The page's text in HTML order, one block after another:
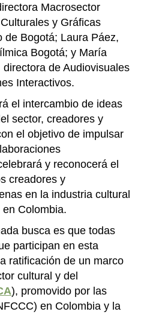
Macrosector
y Gráficas
de Bogotá; Laura Páez,
Bogotá; y María
de Audiovisuales
Interactivos.
el intercambio de ideas
sector, creadores y
el objetivo de impulsar
y reconocerá el
creadores y
en la industria cultural
Colombia.
busca es que todas
participan en esta
ratificación de un marco
cultural y del
), promovido por las
en Colombia y la